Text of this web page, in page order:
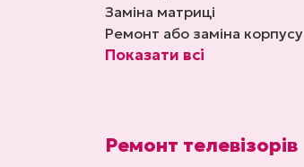
Заміна матриці
Ремонт або заміна корпусу
Показати всі
Ремонт телевізорів